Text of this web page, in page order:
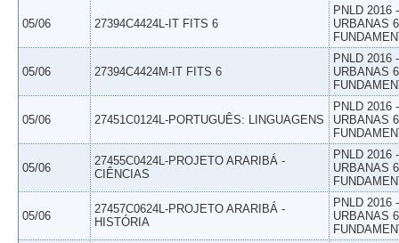
05/06 27394C4424L-IT FITS 6
PNLD 2016
URBANAS
05/06 27394C4424M-IT FITS 6
PNLD 2016
URBANAS
05/06 27451C0124L-PORTUGUÊS: LINGUAGENS
PNLD 2016
URBANAS
05/06
27455C0424L-PROJETO ARARIBÁ -
CIÊNCIAS
PNLD 2016
URBANAS
05/06
27457C0624L-PROJETO ARARIBÁ -
HISTÓRIA
PNLD 2016
URBANAS